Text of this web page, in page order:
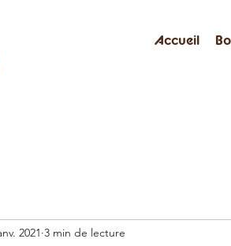
Accueil
2021 3 min de lecture